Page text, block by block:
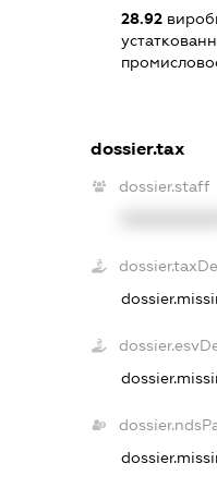
28.92
dossier.tax
dossier.staff